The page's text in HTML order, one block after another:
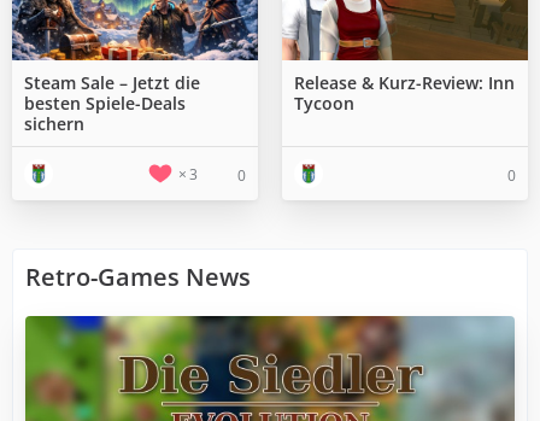
Steam Sale – Jetzt die
besten Spiele-Deals
sichern
3 0
Release & Kurz-Review: Inn
Tycoon
0
Retro-Games News